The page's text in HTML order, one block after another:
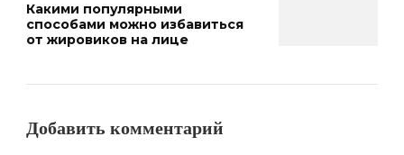
Какими популярными
способами можно избавиться
от жировиков на лице
Добавить комментарий